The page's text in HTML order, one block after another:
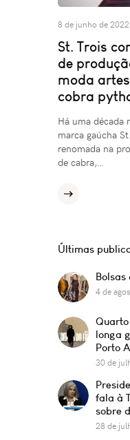
8 de junho de 2022
St. Trois
de
moda
cobra
Há uma década
marca gaúcha
renomada na
de cabra,…
Últimas
4 de
longa
Porto
30 de
fala à
sobre
28 de